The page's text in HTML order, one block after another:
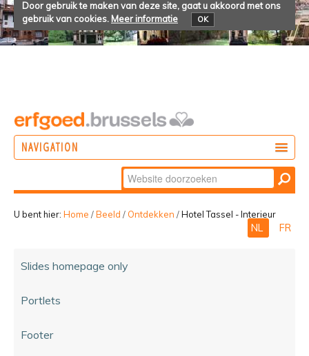
Door gebruik te maken van deze site, gaat u akkoord met ons
gebruik van cookies. Meer informatie OK
NAVIGATION
Zoek
Geavanceerd
zoeken...
U bent hier: Home /Beeld / Ontdekken /Hotel Tassel - Interieur
NL FR
Slides homepage only
Portlets
Footer